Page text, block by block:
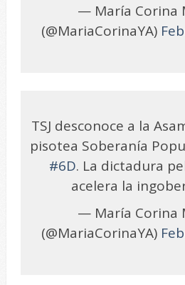
— María Corina
(@MariaCorinaYA)
TSJ desconoce a la
pisotea Soberanía
#6D. La dictadura
acelera la
— María Corina
(@MariaCorinaYA)